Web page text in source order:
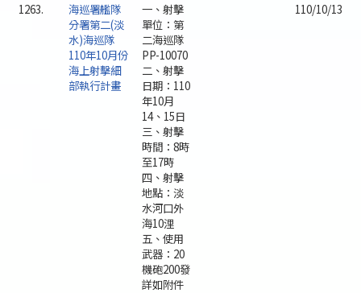
1263.
海巡署艦隊
分署第二(淡
水)海巡隊
110年10月份
海上射擊細
部執行計畫
一、射擊
單位：第
二海巡隊
PP-10070
二、射擊
日期：110
年10月
14、15日
三、射擊
時間：8時
至17時
四、射擊
地點：淡
水河口外
海10浬
五、使用
武器：20
機砲200發
詳如附件
110/10/13